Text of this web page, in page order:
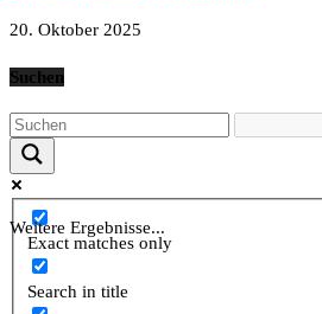
20. Oktober 2025
Suchen
Weitere Ergebnisse...
Exact matches only
Search in title